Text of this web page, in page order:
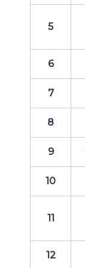
5
6
7
8
9
10
11
12